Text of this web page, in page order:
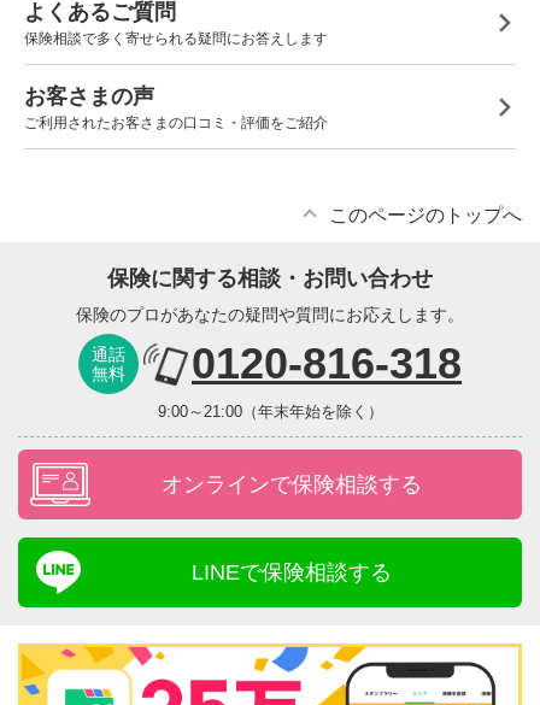
よくあるご質問
保険相談で多く寄せられる疑問にお答えします
お客さまの声
ご利用されたお客さまの口コミ・評価をご紹介
このページのトップへ
保険に関する相談・お問い合わせ
保険のプロがあなたの疑問や質問にお応えします。
通話
無料
0120-816-318
9:00～21:00（年末年始を除く）
オンラインで保険相談する
LINEで保険相談する